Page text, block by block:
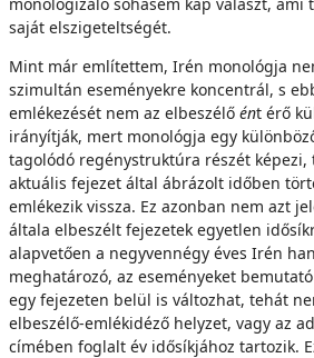
saját elszigeteltségét.
Mint már említettem, Irén monológja
szimultán eseményekre koncentrál, s
emlékezését nem az elbeszélő ént érő
irányítják, mert monológja egy
tagolódó regénystruktúra részét
aktuális fejezet által ábrázolt időben
emlékezik vissza. Ez azonban nem azt
általa elbeszélt fejezetek egyetlen
alapvetően a negyvennégy éves Irén
meghatározó, az eseményeket
egy fejezeten belül is változhat, tehát
elbeszélő-emlékidéző helyzet, vagy az
címében foglalt év idősíkjához tartozik.